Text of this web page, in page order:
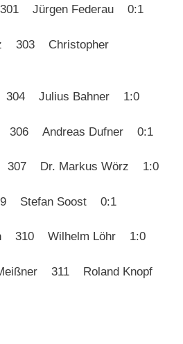
Jürgen Federau 0:1
303 Christopher
Julius Bahner 1:0
306 Andreas Dufner 0:1
307 Dr. Markus Wörz 1:0
Stefan Soost 0:1
310 Wilhelm Löhr 1:0
311 Roland Knopf